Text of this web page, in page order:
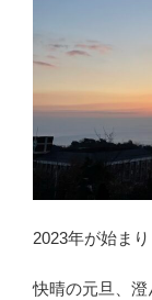
2023年が始まり
快晴の元旦、